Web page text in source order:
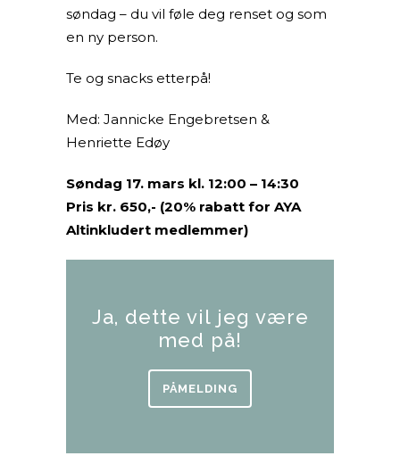
søndag – du vil føle deg renset og som
en ny person.
Te og snacks etterpå!
Med: Jannicke Engebretsen &
Henriette Edøy
Søndag 17. mars kl. 12:00 – 14:30
Pris kr. 650,- (20% rabatt for AYA
Altinkludert medlemmer)
Ja, dette vil jeg være
med på!
PÅMELDING